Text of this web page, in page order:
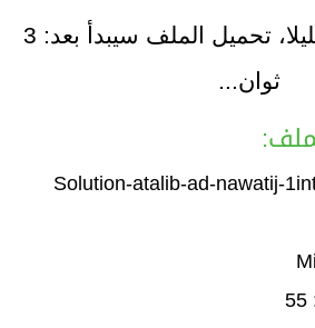
تحميل الملف سيبدأ بعد: 3
ثوان...